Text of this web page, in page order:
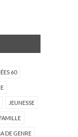
60
JEUNESSE
FAMILLE
DE GENRE